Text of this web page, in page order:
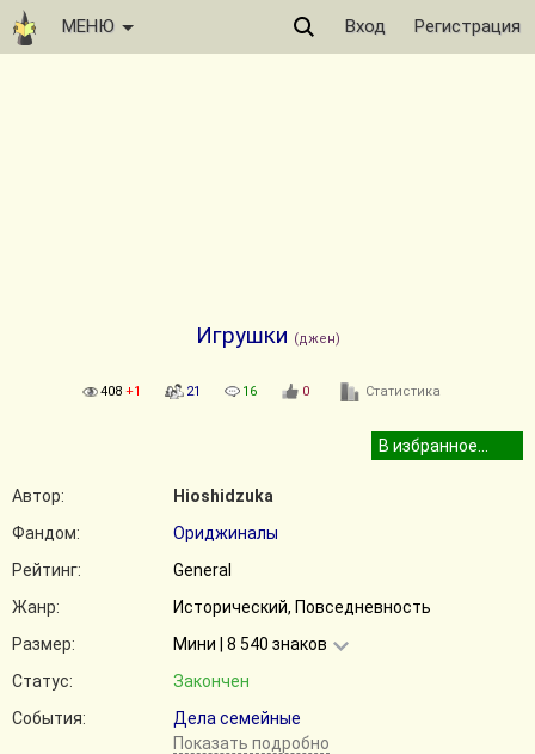
МЕНЮ Вход Регистрация
Игрушки (джен)
408 +1 21 16 0 Статистика
Автор:
Hioshidzuka
Фандом:
Ориджиналы
Рейтинг:
General
Жанр:
Исторический, Повседневность
Размер:
Мини | 8 540 знаков
Статус:
Закончен
События:
Дела семейные
Показать подробно